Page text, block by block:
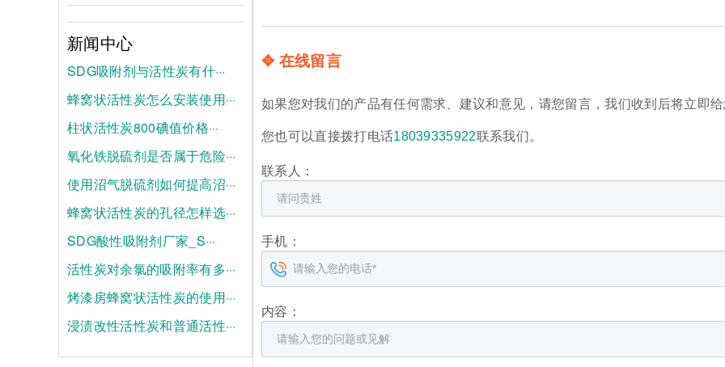
✥ 在线留言
如果您对我们的产品有任何需求、建议和意见，请您留言，我们收到后将立即
您也可以直接拨打电话18039335922联系我们。
联系人：
手机：
内容：
新闻中心
SDG吸附剂与活性炭有什···
2026-08-04
蜂窝状活性炭怎么安装使用···
2026-07-28
柱状活性炭800碘值价格···
2026-07-21
氧化铁脱硫剂是否属于危险···
2025-06-19
使用沼气脱硫剂如何提高沼···
2025-06-12
蜂窝状活性炭的孔径怎样选···
2025-06-05
SDG酸性吸附剂厂家_S···
2025-05-28
活性炭对余氯的吸附率有多···
2025-05-21
烤漆房蜂窝状活性炭的使用···
2025-05-14
浸渍改性活性炭和普通活性···
2025-05-07